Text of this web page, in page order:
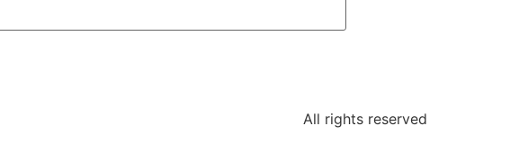
All rights reserved